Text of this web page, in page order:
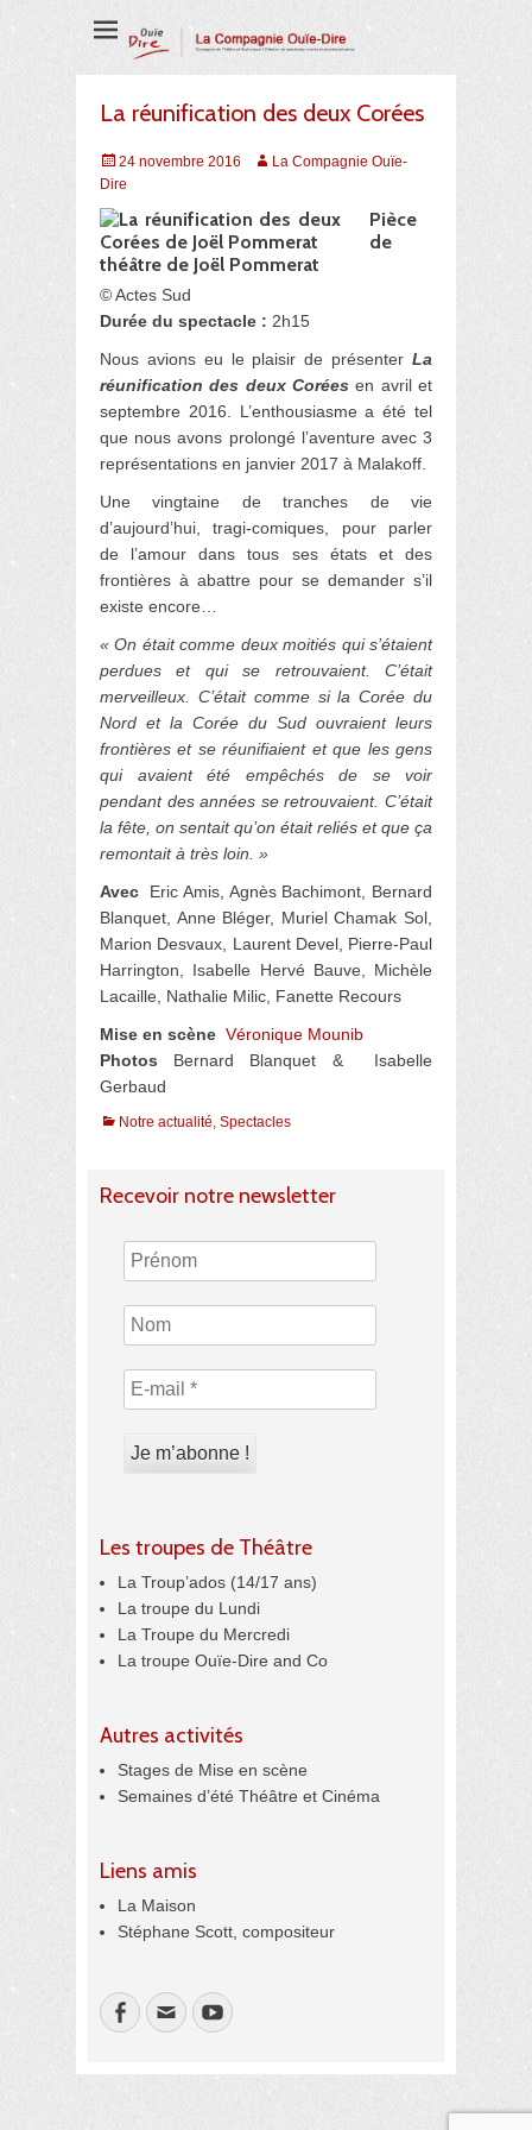
La Compagnie
Ouïe-Dire
Compagnie de Théâtre et Audiovisuel
La réunification des deux Corées
Posted
on
24 novembre 2016 Auteur
La Compagnie Ouïe-
Dire
Pièce
de
théâtre de Joël Pommerat
© Actes Sud
Durée du spectacle : 2h15
Nous avions eu le plaisir de présenter La
réunification des deux Corées en avril et
septembre 2016. L’enthousiasme a été tel
que nous avons prolongé l’aventure avec 3
représentations en janvier 2017 à Malakoff.
Une vingtaine de tranches de vie
d’aujourd’hui, tragi-comiques, pour parler
de l’amour dans tous ses états et des
frontières à abattre pour se demander s’il
existe encore…
« On était comme deux moitiés qui s’étaient
perdues et qui se retrouvaient. C’était
merveilleux. C’était comme si la Corée du
Nord et la Corée du Sud ouvraient leurs
frontières et se réunifiaient et que les gens
qui avaient été empêchés de se voir
pendant des années se retrouvaient. C’était
la fête, on sentait qu’on était reliés et que ça
remontait à très loin. »
Avec
Eric Amis, Agnès Bachimont, Bernard
Blanquet, Anne Bléger, Muriel Chamak Sol,
Marion Desvaux, Laurent Devel, Pierre-Paul
Harrington, Isabelle Hervé Bauve, Michèle
Lacaille, Nathalie Milic, Fanette Recours
Mise en scène Véronique Mounib
Photos Bernard Blanquet & Isabelle
Gerbaud
Catégories
Notre actualité Spectacles
Recevoir notre newsletter
Les troupes de Théâtre
La Troup’ados (14/17 ans)
La troupe du Lundi
La Troupe du Mercredi
La troupe Ouïe-Dire and Co
Autres activités
Stages de Mise en scène
Semaines d’été Théâtre et Cinéma
Liens amis
La Maison
Stéphane Scott, compositeur
Facebook
EmailYouTube